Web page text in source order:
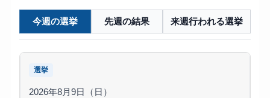
今週の選挙 先週の結果 来週行われる選挙
選挙
2026年8月9日（日）